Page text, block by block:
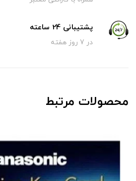
پشتیبانی 24 ساعته
در 7 روز هفته
محصولات مرتبط